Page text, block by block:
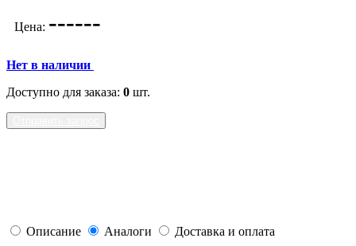
Цена: ------
Нет в наличии
Доступно для заказа: 0 шт.
Описание Аналоги Доставка и оплата